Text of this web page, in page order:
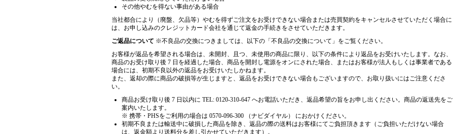
その他やむを得ない事由がある場合
当社都合により（廃盤、欠品等）やむを得ずご注文をお受けできない場合または売買契約をキャンセルさせていただく場合に
は、お申し込みのクレジットカード会社を通じて返金の手続きをさせていただきます。
ご返品について ※不良品の交換につきましては、以下の「不良品の交換について」をご覧ください。
お客様が返品を希望される場合は、未開封、且つ、未使用の商品に限り、以下の条件により返品をお受けいたします。なお、
商品のお受け取り後 7 日を経過した場合、商品を開封し電源をオンにされた場合、またはお客様が法人もしくは事業者である
場合には、初期不良以外の返品をお受けいたしかねます。
また、返却の際に商品の破損等が生じますと、返品をお受けできない場合もございますので、お取り扱いにはご注意くださ
い。
商品お受け取り後 7 日以内に TEL: 0120-310-647 へお電話いただき、返品希望の旨をお申し出ください。商品の返送先をご
案内いたします。
※ 携帯・PHSをご利用の場合は 0570-096-300 （ナビダイヤル） におかけください。
初期不良または輸送中に破損した商品を除き、返品の際の送料はお客様にてご負担頂きます（ご負担いただけない場合
は、返金額より送料分を差し引かせていただきます）。